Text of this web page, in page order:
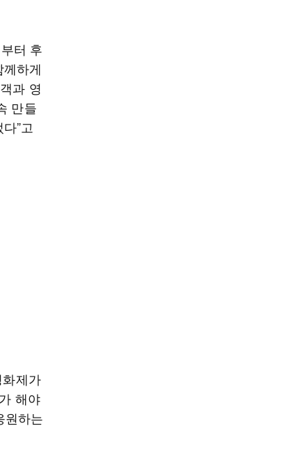
터 후
하게
과 영
만들
”고
제가
해야
원하는